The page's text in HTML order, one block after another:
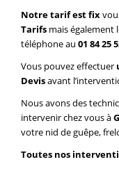
Notre tarif est fix
Tarifs mais également
téléphone au 01 84 25
Vous pouvez effectuer
Devisavant
Nous avons des
intervenir chez vous à
votre nid de guêpe,
Toutes nos